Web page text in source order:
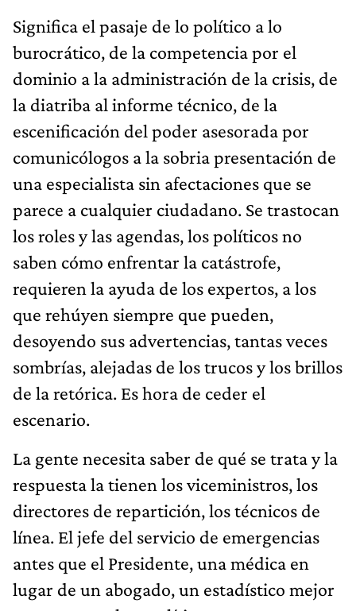
Significa el pasaje de lo político a lo
burocrático, de la competencia por el
dominio a la administración de la crisis, de
la diatriba al informe técnico, de la
escenificación del poder asesorada por
comunicólogos a la sobria presentación de
una especialista sin afectaciones que se
parece a cualquier ciudadano. Se trastocan
los roles y las agendas, los políticos no
saben cómo enfrentar la catástrofe,
requieren la ayuda de los expertos, a los
que rehúyen siempre que pueden,
desoyendo sus advertencias, tantas veces
sombrías, alejadas de los trucos y los brillos
de la retórica. Es hora de ceder el
escenario.
La gente necesita saber de qué se trata y la
respuesta la tienen los viceministros, los
directores de repartición, los técnicos de
línea. El jefe del servicio de emergencias
antes que el Presidente, una médica en
lugar de un abogado, un estadístico mejor